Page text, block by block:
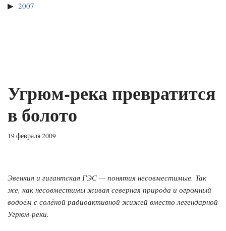
2007
Угрюм-река превратится
в болото
19 февраля 2009
Эвенкия и гигантская ГЭС — понятия несовместимые. Так
же, как несовместимы живая северная природа и огромный
водоём с солёной радиоактивной жижей вместо легендарной
Угрюм-реки.